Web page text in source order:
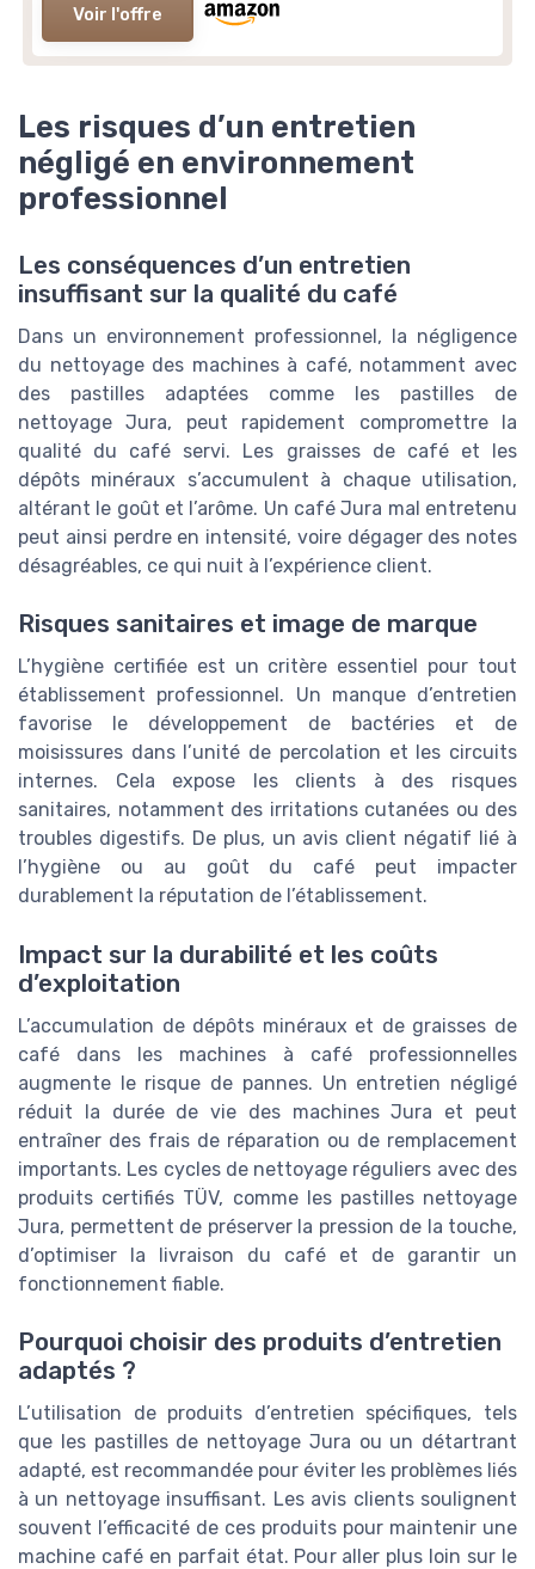
Voir l'offre
Les risques d’un entretien
négligé en environnement
professionnel
Les conséquences d’un entretien
insuffisant sur la qualité du café
Dans un environnement professionnel, la négligence
du nettoyage des machines à café, notamment avec
des pastilles adaptées comme les pastilles de
nettoyage Jura, peut rapidement compromettre la
qualité du café servi. Les graisses de café et les
dépôts minéraux s’accumulent à chaque utilisation,
altérant le goût et l’arôme. Un café Jura mal entretenu
peut ainsi perdre en intensité, voire dégager des notes
désagréables, ce qui nuit à l’expérience client.
Risques sanitaires et image de marque
L’hygiène certifiée est un critère essentiel pour tout
établissement professionnel. Un manque d’entretien
favorise le développement de bactéries et de
moisissures dans l’unité de percolation et les circuits
internes. Cela expose les clients à des risques
sanitaires, notamment des irritations cutanées ou des
troubles digestifs. De plus, un avis client négatif lié à
l’hygiène ou au goût du café peut impacter
durablement la réputation de l’établissement.
Impact sur la durabilité et les coûts
d’exploitation
L’accumulation de dépôts minéraux et de graisses de
café dans les machines à café professionnelles
augmente le risque de pannes. Un entretien négligé
réduit la durée de vie des machines Jura et peut
entraîner des frais de réparation ou de remplacement
importants. Les cycles de nettoyage réguliers avec des
produits certifiés TÜV, comme les pastilles nettoyage
Jura, permettent de préserver la pression de la touche,
d’optimiser la livraison du café et de garantir un
fonctionnement fiable.
Pourquoi choisir des produits d’entretien
adaptés ?
L’utilisation de produits d’entretien spécifiques, tels
que les pastilles de nettoyage Jura ou un détartrant
adapté, est recommandée pour éviter les problèmes liés
à un nettoyage insuffisant. Les avis clients soulignent
souvent l’efficacité de ces produits pour maintenir une
machine café en parfait état. Pour aller plus loin sur le